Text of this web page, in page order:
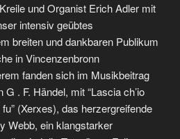
und Organist Erich Adler mit
intensiv geübtes
breiten und dankbaren Publikum
in Vincenzenbronn
fanden sich im Musikbeitrag
. F. Händel, mit “Lascia ch’io
(Xerxes), das herzergreifende
Webb, ein klangstarker